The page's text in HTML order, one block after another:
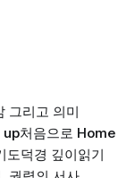
그리고 의미
up처음으로 Home
도덕경 깊이읽기